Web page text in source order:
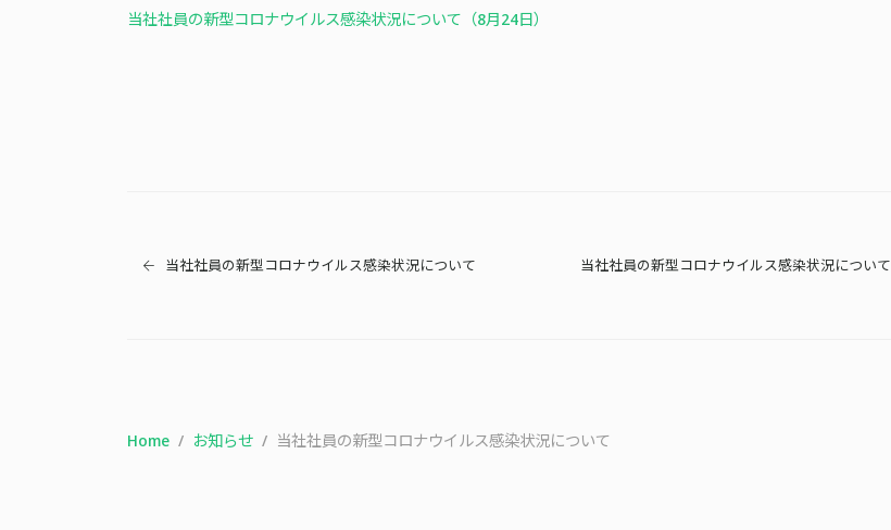
当社社員の新型コロナウイルス感染状況について（8月24日）
当社社員の新型コロナウイルス感染状況について 当社社員の新型コロナウイルス感染状況について
Home お知らせ 当社社員の新型コロナウイルス感染状況について